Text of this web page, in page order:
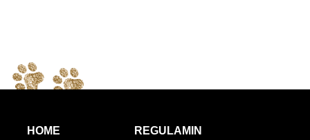
HOME
REGULAMIN